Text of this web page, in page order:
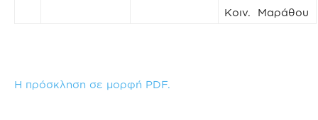
Κοιν. Μαράθου
Η πρόσκληση σε μορφή PDF.